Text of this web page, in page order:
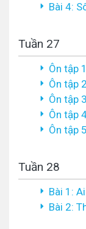
Bài 4:
Tuần 27
Ôn tập
Ôn tập
Ôn tập
Ôn tập
Ôn tập
Tuần 28
Bài 1:
Bài 2: